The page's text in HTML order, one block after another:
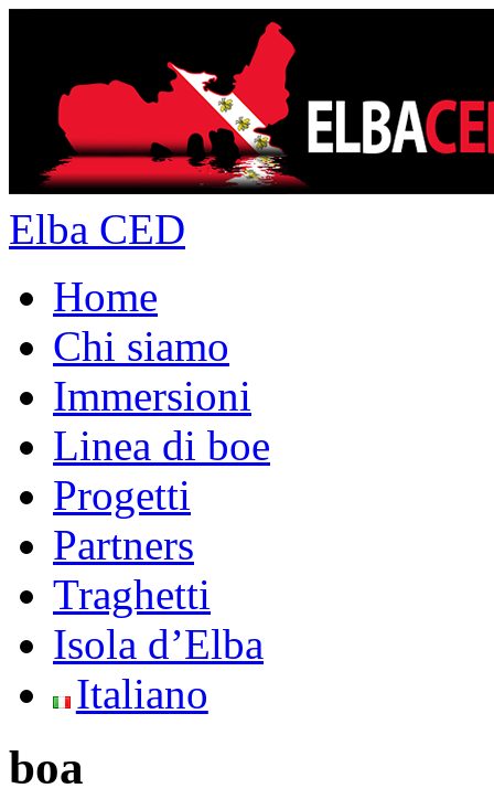
Elba CED
Home
Chi siamo
Immersioni
Linea di boe
Progetti
Partners
Traghetti
Isola d’Elba
Italiano
boa